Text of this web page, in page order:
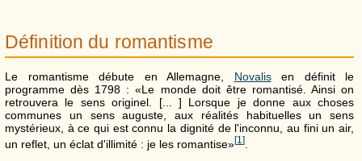
Définition du romantisme
Le romantisme débute en Allemagne, Novalisen définit le
programme dès 1798 : «Le monde doit être romantisé. Ainsi on
retrouvera le sens originel. [... ] Lorsque je donne aux choses
communes un sens auguste, aux réalités habituelles un sens
mystérieux, à ce qui est connu la dignité de l'inconnu, au fini un air,
un reflet, un éclat d'illimité : je les romantise»[1]